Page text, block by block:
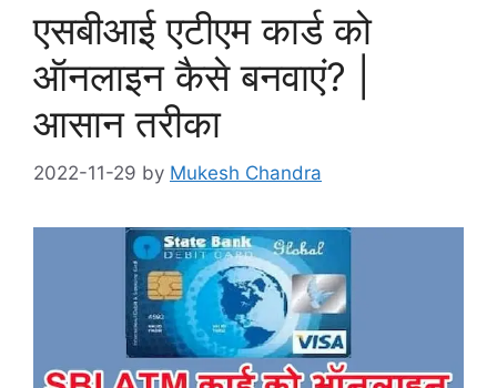
एसबीआई एटीएम कार्ड को
ऑनलाइन कैसे बनवाएं? |
आसान तरीका
2022-11-29 by Mukesh Chandra